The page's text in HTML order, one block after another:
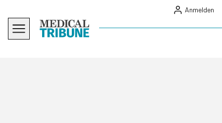
Anmelden